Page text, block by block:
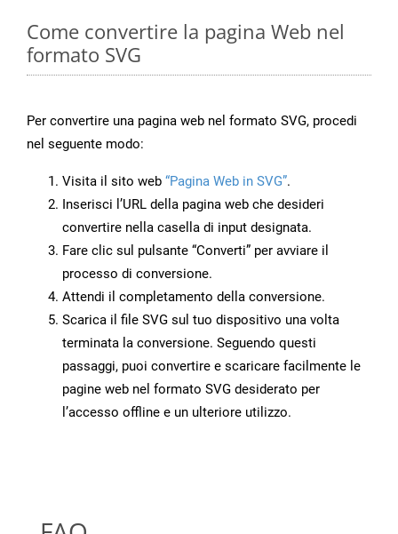
Come convertire la pagina Web nel
formato SVG
Per convertire una pagina web nel formato SVG, procedi
nel seguente modo:
Visita il sito web “Pagina Web in SVG”.
Inserisci l’URL della pagina web che desideri
convertire nella casella di input designata.
Fare clic sul pulsante “Converti” per avviare il
processo di conversione.
Attendi il completamento della conversione.
Scarica il file SVG sul tuo dispositivo una volta
terminata la conversione. Seguendo questi
passaggi, puoi convertire e scaricare facilmente le
pagine web nel formato SVG desiderato per
l’accesso offline e un ulteriore utilizzo.